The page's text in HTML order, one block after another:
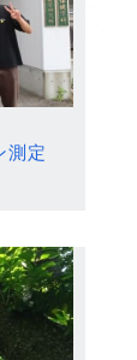
測定